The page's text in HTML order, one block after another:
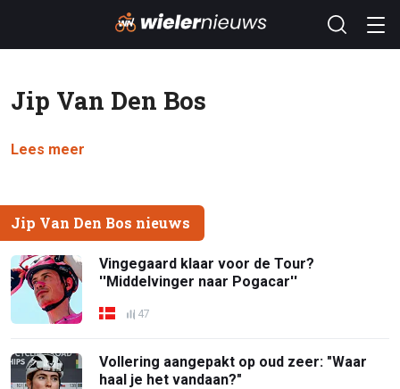
Jip Van Den Bos
Lees meer
Jip Van Den Bos nieuws
Vingegaard klaar voor de Tour?
''Middelvinger naar Pogacar''
47
Vollering aangepakt op oud zeer: "Waar
haal je het vandaan?"